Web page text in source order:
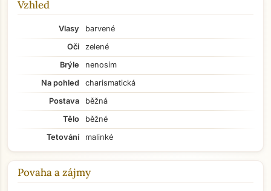
Vzhled
Vlasy
barvené
Oči
zelené
Brýle
nenosím
Na pohled
charismatická
Postava
běžná
Tělo
běžné
Tetování
malinké
Povaha a zájmy